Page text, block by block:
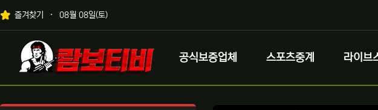
상단 네비
즐겨찾기 08월 08일(토)
메인 메뉴
로고
공식보증업체 스포츠중계 라이브